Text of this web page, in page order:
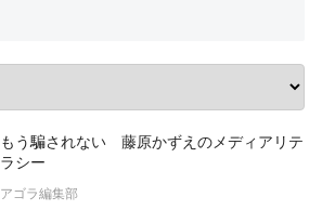
もう騙されない 藤原かずえのメディアリテ
ラシー
アゴラ編集部